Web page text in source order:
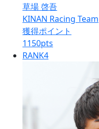
草場 啓吾
KINAN Racing Team
獲得ポイント
1150pts
RANK4